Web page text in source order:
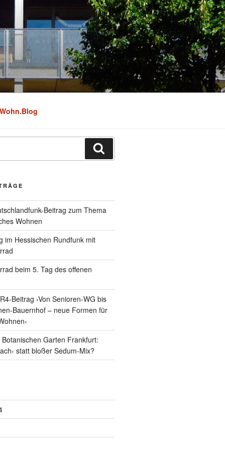
Wohn.Blog
Beitrag zum Thema
Wohnen
im Hessischen Rundfunk mit
beim 5. Tag des offenen
Beitrag ›Von Senioren-WG bis
Bauernhof – neue Formen für
Garten Frankfurt:
statt bloßer Sedum-Mix?